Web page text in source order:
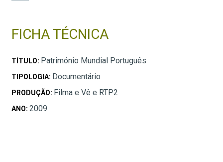
FICHA TÉCNICA
TÍTULO: Património Mundial Português
TIPOLOGIA: Documentário
PRODUÇÃO: Filma e Vê e RTP2
ANO: 2009